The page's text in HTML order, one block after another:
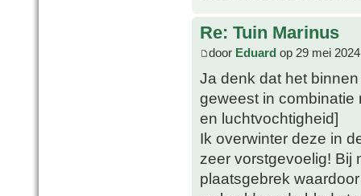
Re: Tuin Marinus
door Eduard op 29 mei
Ja denk dat het
geweest in combinatie
en luchtvochtigheid]
Ik overwinter deze in
zeer vorstgevoelig! Bij
plaatsgebrek